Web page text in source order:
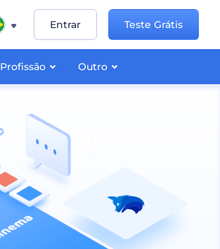
Profissão Outro
Entrar Teste Grátis